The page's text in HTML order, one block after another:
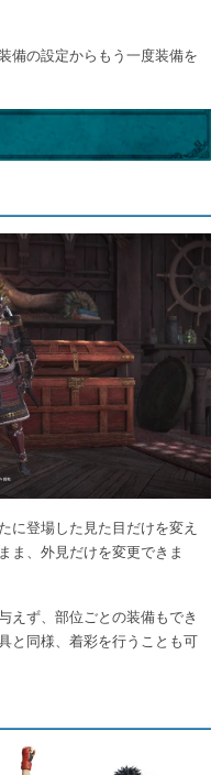
備の設定からもう一度装備を
に登場した見た目だけを変え
ま、外見だけを変更できま
えず、部位ごとの装備もでき
と同様、着彩を行うことも可